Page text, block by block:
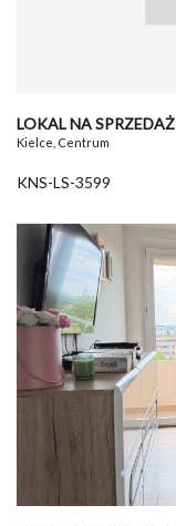
LOKAL NA SPRZEDAŻ
Kielce, Centrum
KNS-LS-3599